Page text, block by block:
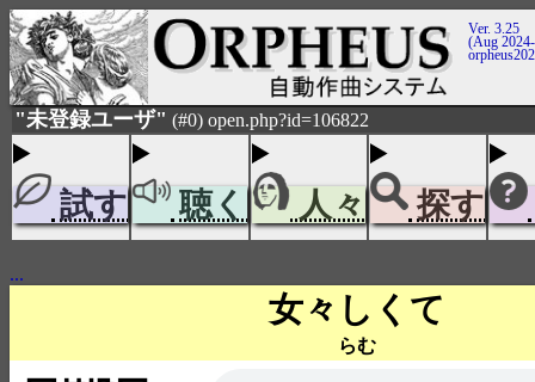
Ver. 3.25
(Aug
"未登録ユーザ" (#0) open.php?id=106822
試す 聴く 人々 探す
...
女々しくて
らむ